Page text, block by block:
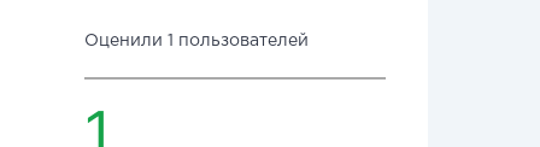
Оценили 1 пользователей
1